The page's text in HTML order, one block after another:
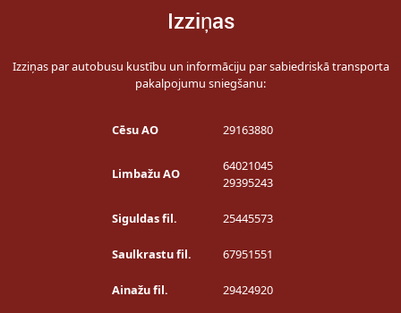
Izziņas
Izziņas par autobusu kustību un informāciju par sabiedriskā transporta
pakalpojumu sniegšanu:
Cēsu AO 29163880
Limbažu AO
64021045
29395243
Siguldas fil. 25445573
Saulkrastu fil. 67951551
Ainažu fil. 29424920